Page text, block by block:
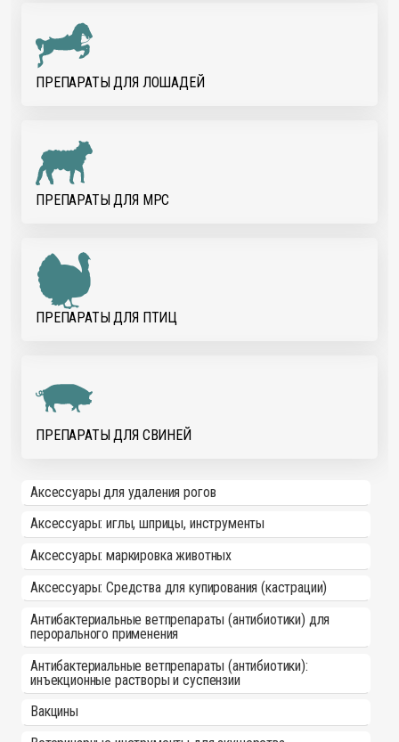
ПРЕПАРАТЫ ДЛЯ ЛОШАДЕЙ
ПРЕПАРАТЫ ДЛЯ МРС
ПРЕПАРАТЫ ДЛЯ ПТИЦ
ПРЕПАРАТЫ ДЛЯ СВИНЕЙ
Аксессуары для удаления рогов
Аксессуары: иглы, шприцы, инструменты
Аксессуары: маркировка животных
Аксессуары: Средства для купирования (кастрации)
Антибактериальные ветпрепараты (антибиотики) для
перорального применения
Антибактериальные ветпрепараты (антибиотики):
инъекционные растворы и суспензии
Вакцины